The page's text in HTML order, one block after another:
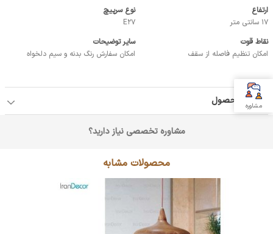
ارتفاع
17 سانتی متر
نوع سرپیچ
E27
نقاط قوت
امکان تنظیم فاصله از سقف
سایر توضیحات
امکان سفارش رنگ بدنه و سیم دلخواه
جزئیات محصول
مشاوره تخصصی نیاز دارید؟
محصولات مشابه
مشاوره